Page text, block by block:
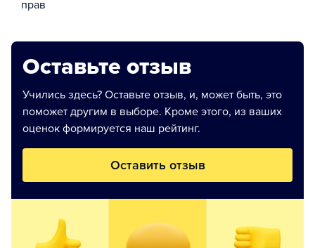
прав
Оставьте отзыв
Учились здесь? Оставьте отзыв, и, может быть, это
поможет другим в выборе. Кроме этого, из ваших
оценок формируется наш рейтинг.
Оставить отзыв